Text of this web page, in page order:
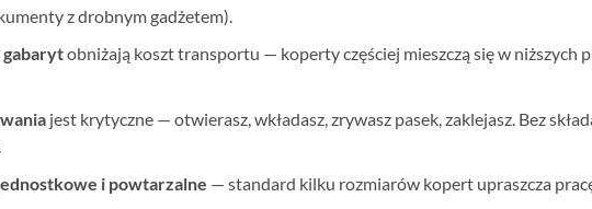
z drobnym gadżetem).
gabarytobniżają koszt transportu — koperty częściej mieszczą się w niższych
jest krytyczne — otwierasz, wkładasz, zrywasz pasek, zaklejasz. Bez
i powtarzalne — standard kilku rozmiarów kopert upraszcza